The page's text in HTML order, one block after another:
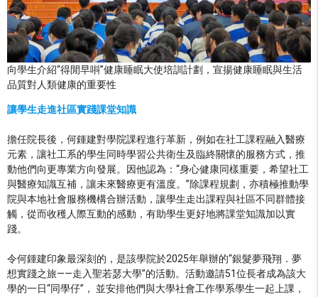
向學生介紹“得閒早唞”健康睡眠大使培訓計劃，宣揚健康睡眠與生活
品質對人類健康的重要性
讓學生走進社區實踐課堂知識
擔任院長後，何鍾建對學院課程進行革新，例如在社工課程融入醫療
元素，讓社工系的學生同時學習公共衛生及臨終關懷的服務方式，推
動他們向更專業方向發展。因他認為：“身心健康同樣重要，希望社工
與醫療知識互補，讓未來醫療更有溫度。”除課程規劃，亦積極推動學
院與本地社會服務機構合辦活動，讓學生走出課程與社區不同群體接
觸，從而收穫人際互動的感動，有助學生更好地將課堂知識加以實
踐。
令何鍾建印象最深刻的，是該學院於2025年舉辦的“銀髮夢飛翔．夢
想實踐之旅——走入聖若瑟大學”的活動。活動邀請51位長者成為該大
學的一日“同學仔”， 並安排他們與大學社會工作學系學生一起上課，